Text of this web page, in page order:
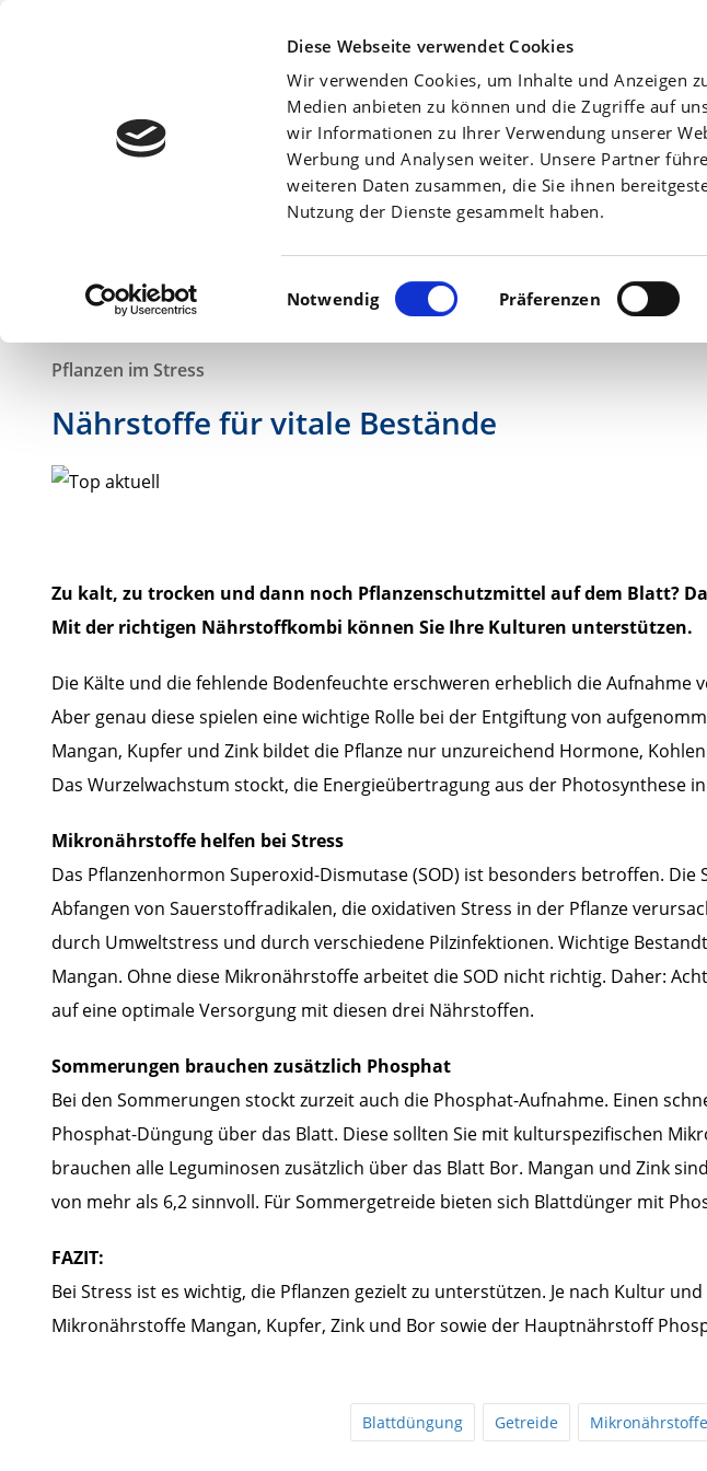
Diese Webseite verwendet Cookies
Wir verwenden Cookies, um Inhalte und Anzeigen
Medien anbieten zu können und die Zugriffe auf
wir Informationen zu Ihrer Verwendung unserer
Werbung und Analysen weiter. Unsere Partner
weiteren Daten zusammen, die Sie ihnen
Nutzung der Dienste gesammelt haben.
Einwilligungsauswahl
Notwendig Präferenzen
13. Mai 2019
Pflanzen im Stress
Nährstoffe für vitale Bestände
Zu kalt, zu trocken und dann noch Pflanzenschutzmittel auf dem Blatt?
Mit der richtigen Nährstoffkombi können Sie Ihre Kulturen unterstützen.
Die Kälte und die fehlende Bodenfeuchte erschweren erheblich die
Aber genau diese spielen eine wichtige Rolle bei der Entgiftung von
Mangan, Kupfer und Zink bildet die Pflanze nur unzureichend Hormone,
Das Wurzelwachstum stockt, die Energieübertragung aus der Photosynthese
Mikronährstoffe helfen bei Stress
Das Pflanzenhormon Superoxid-Dismutase (SOD) ist besonders betroffen. Die
Abfangen von Sauerstoffradikalen, die oxidativen Stress in der Pflanze
durch Umweltstress und durch verschiedene Pilzinfektionen. Wichtige
Mangan. Ohne diese Mikronährstoffe arbeitet die SOD nicht richtig. Daher:
auf eine optimale Versorgung mit diesen drei Nährstoffen.
Sommerungen brauchen zusätzlich Phosphat
Bei den Sommerungen stockt zurzeit auch die Phosphat-Aufnahme. Einen
Phosphat-Düngung über das Blatt. Diese sollten Sie mit kulturspezifischen
brauchen alle Leguminosen zusätzlich über das Blatt Bor. Mangan und Zink
von mehr als 6,2 sinnvoll. Für Sommergetreide bieten sich Blattdünger mit
FAZIT:
Bei Stress ist es wichtig, die Pflanzen gezielt zu unterstützen. Je nach Kultur
Mikronährstoffe Mangan, Kupfer, Zink und Bor sowie der Hauptnährstoff
Blattdüngung Getreide Mikronährstoffe